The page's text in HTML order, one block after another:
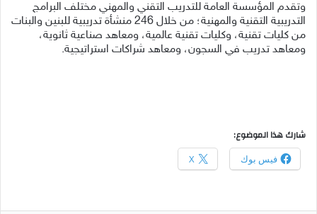
وتقدم المؤسسة العامة للتدريب التقني والمهني مختلف البرامج
التدريبية التقنية والمهنية؛ من خلال 246 منشأة تدريبية للبنين والبنات
من كليات تقنية، وكليات تقنية عالمية، ومعاهد صناعية ثانوية،
ومعاهد تدريب في السجون، ومعاهد شراكات استراتيجية.
شارك هذا الموضوع:
فيس بوك X